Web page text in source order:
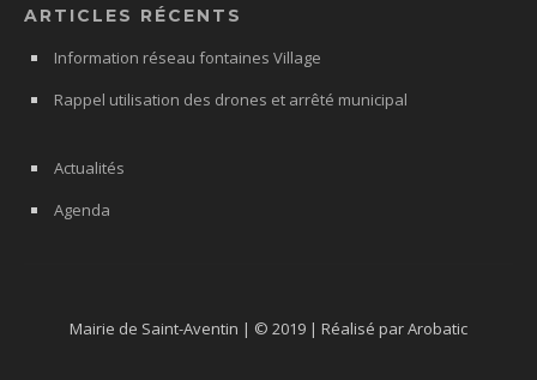
ARTICLES RÉCENTS
Information réseau fontaines Village
Rappel utilisation des drones et arrêté municipal
Actualités
Agenda
Mairie de Saint-Aventin | © 2019 | Réalisé par Arobatic